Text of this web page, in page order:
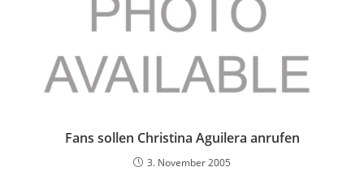
Fans sollen Christina Aguilera anrufen
3. November 2005